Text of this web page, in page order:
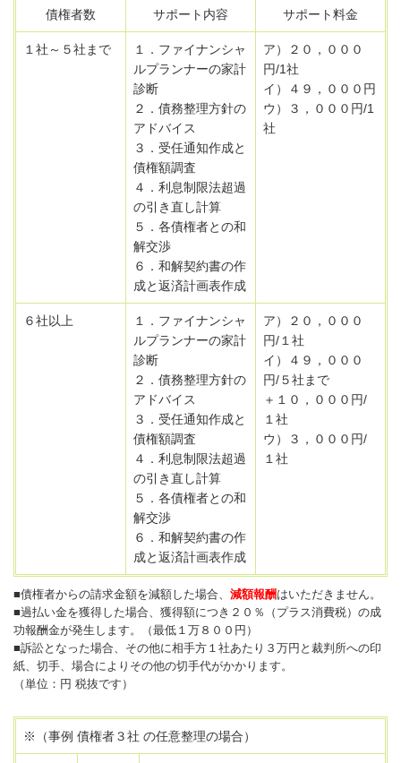
債権者数 サポート内容 サポート料金
１社～５社まで
１．ファイナンシャ
ルプランナーの家計
診断
２．債務整理方針の
アドバイス
３．受任通知作成と
債権額調査
４．利息制限法超過
の引き直し計算
５．各債権者との和
解交渉
６．和解契約書の作
成と返済計画表作成
ア）２０，０００
円/1社
イ）４９，０００円
ウ）３，０００円/1
社
６社以上
１．ファイナンシャ
ルプランナーの家計
診断
２．債務整理方針の
アドバイス
３．受任通知作成と
債権額調査
４．利息制限法超過
の引き直し計算
５．各債権者との和
解交渉
６．和解契約書の作
成と返済計画表作成
ア）２０，０００
円/１社
イ）４９，０００
円/５社まで
＋１０，０００円/
１社
ウ）３，０００円/
１社
■債権者からの請求金額を減額した場合、 減額報酬はいただきません。
■過払い金を獲得した場合、獲得額につき２０％（プラス消費税）の成
功報酬金が発生します。（最低１万８００円）
■訴訟となった場合、その他に相手方１社あたり３万円と裁判所への印
紙、切手、場合によりその他の切手代がかかります。
（単位：円 税抜です）
※（事例 債権者３社 の任意整理の場合）